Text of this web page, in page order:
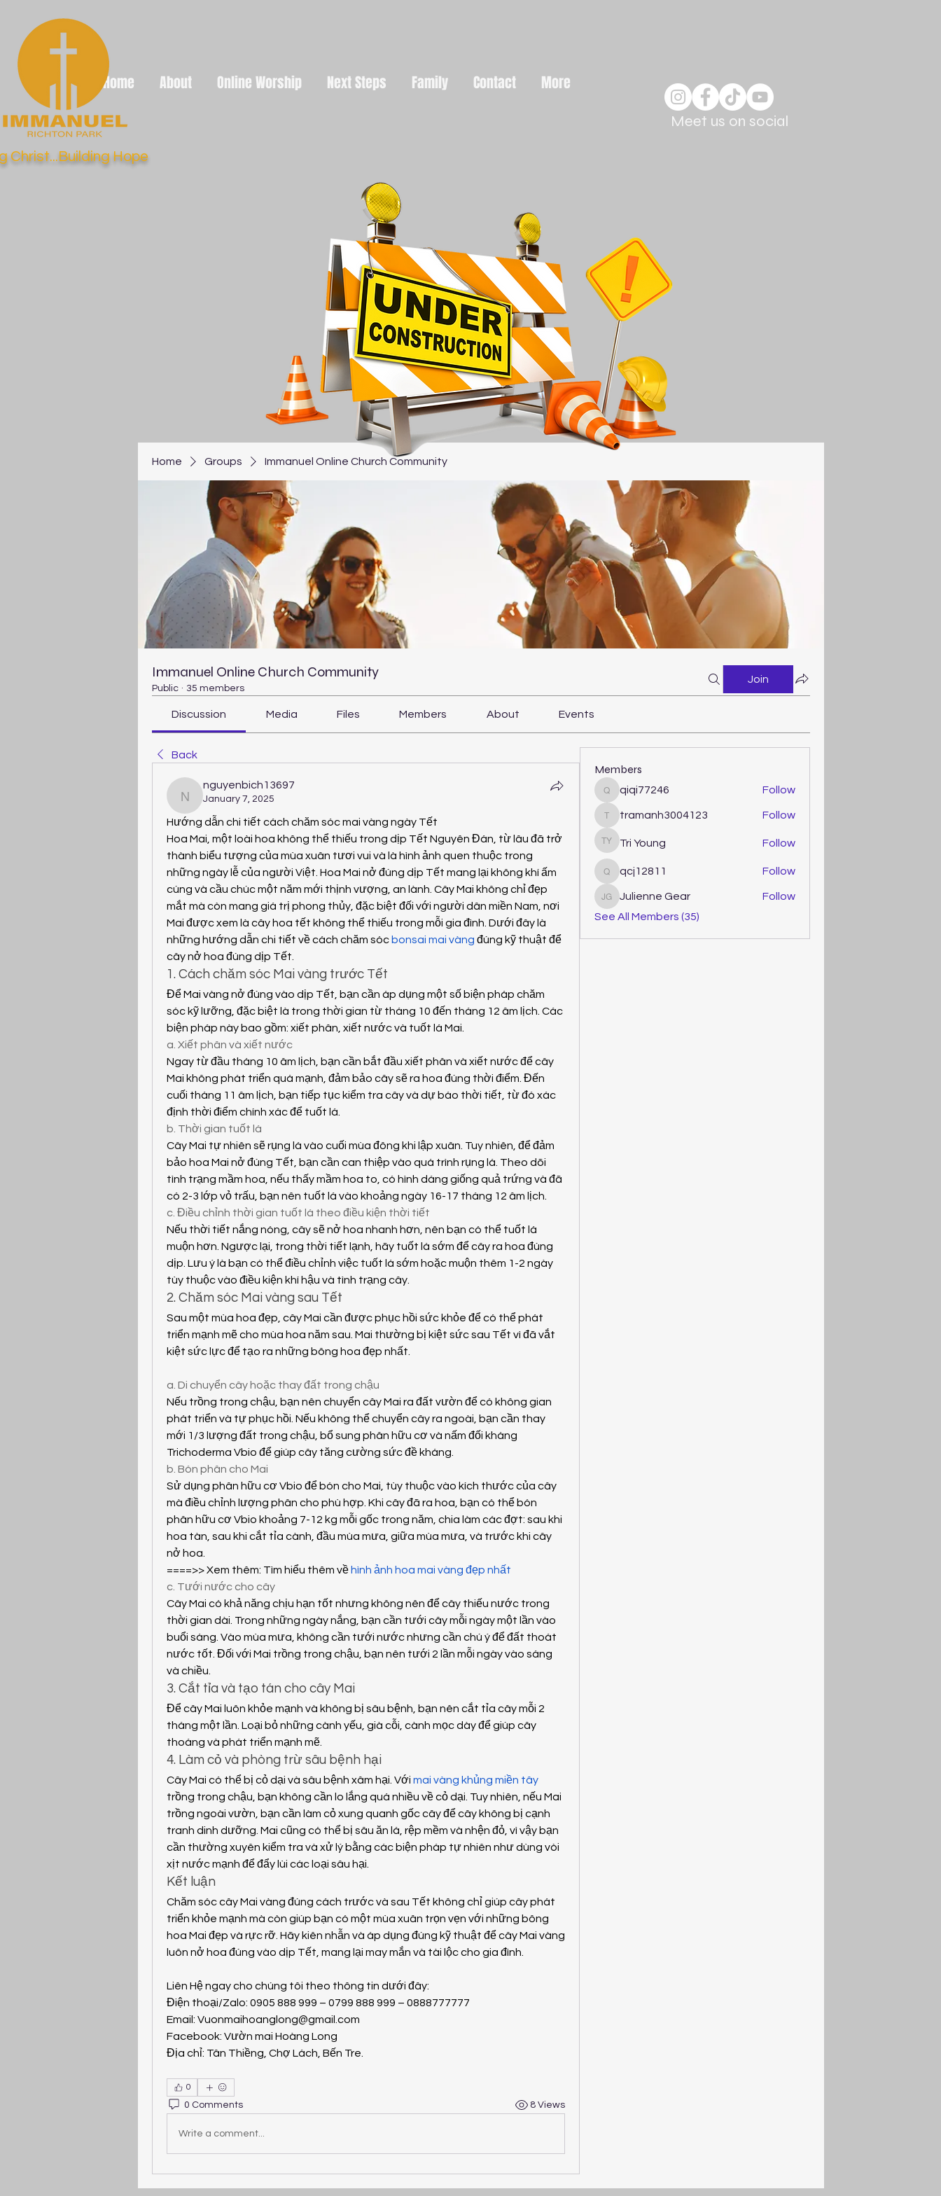
Christ...Building Hope
Home About Online Worship Next Steps Family Contact More
Meet us on social
Home Groups Immanuel Online Church Community
Immanuel Online Church Community
Public · 35 members
Join
Discussion Media Files Members About Events
Back
nguyenbich13697
nguyenbich13697
January 7, 2025
Hướng dẫn chi tiết cách chăm sóc mai vàng ngày Tết
Hoa Mai, một loài hoa không thể thiếu trong dịp Tết Nguyên Đán, từ lâu đã trở
thành biểu tượng của mùa xuân tươi vui và là hình ảnh quen thuộc trong
những ngày lễ của người Việt. Hoa Mai nở đúng dịp Tết mang lại không khí ấm
cúng và cầu chúc một năm mới thịnh vượng, an lành. Cây Mai không chỉ đẹp
mắt mà còn mang giá trị phong thủy, đặc biệt đối với người dân miền Nam, nơi
Mai được xem là cây hoa tết không thể thiếu trong mỗi gia đình. Dưới đây là
những hướng dẫn chi tiết về cách chăm sóc bonsai mai vàng đúng kỹ thuật để
cây nở hoa đúng dịp Tết.
1. Cách chăm sóc Mai vàng trước Tết
Để Mai vàng nở đúng vào dịp Tết, bạn cần áp dụng một số biện pháp chăm
sóc kỹ lưỡng, đặc biệt là trong thời gian từ tháng 10 đến tháng 12 âm lịch. Các
biện pháp này bao gồm: xiết phân, xiết nước và tuốt lá Mai.
a. Xiết phân và xiết nước
Ngay từ đầu tháng 10 âm lịch, bạn cần bắt đầu xiết phân và xiết nước để cây
Mai không phát triển quá mạnh, đảm bảo cây sẽ ra hoa đúng thời điểm. Đến
cuối tháng 11 âm lịch, bạn tiếp tục kiểm tra cây và dự báo thời tiết, từ đó xác
định thời điểm chính xác để tuốt lá.
b. Thời gian tuốt lá
Cây Mai tự nhiên sẽ rụng lá vào cuối mùa đông khi lập xuân. Tuy nhiên, để đảm
bảo hoa Mai nở đúng Tết, bạn cần can thiệp vào quá trình rụng lá. Theo dõi
tình trạng mầm hoa, nếu thấy mầm hoa to, có hình dáng giống quả trứng và đã
có 2-3 lớp vỏ trấu, bạn nên tuốt lá vào khoảng ngày 16-17 tháng 12 âm lịch.
c. Điều chỉnh thời gian tuốt lá theo điều kiện thời tiết
Nếu thời tiết nắng nóng, cây sẽ nở hoa nhanh hơn, nên bạn có thể tuốt lá
muộn hơn. Ngược lại, trong thời tiết lạnh, hãy tuốt lá sớm để cây ra hoa đúng
dịp. Lưu ý là bạn có thể điều chỉnh việc tuốt lá sớm hoặc muộn thêm 1-2 ngày
tùy thuộc vào điều kiện khí hậu và tình trạng cây.
2. Chăm sóc Mai vàng sau Tết
Sau một mùa hoa đẹp, cây Mai cần được phục hồi sức khỏe để có thể phát
triển mạnh mẽ cho mùa hoa năm sau. Mai thường bị kiệt sức sau Tết vì đã vắt
kiệt sức lực để tạo ra những bông hoa đẹp nhất.
a. Di chuyển cây hoặc thay đất trong chậu
Nếu trồng trong chậu, bạn nên chuyển cây Mai ra đất vườn để có không gian
phát triển và tự phục hồi. Nếu không thể chuyển cây ra ngoài, bạn cần thay
mới 1/3 lượng đất trong chậu, bổ sung phân hữu cơ và nấm đối kháng
Trichoderma Vbio để giúp cây tăng cường sức đề kháng.
b. Bón phân cho Mai
Sử dụng phân hữu cơ Vbio để bón cho Mai, tùy thuộc vào kích thước của cây
mà điều chỉnh lượng phân cho phù hợp. Khi cây đã ra hoa, bạn có thể bón
phân hữu cơ Vbio khoảng 7-12 kg mỗi gốc trong năm, chia làm các đợt: sau khi
hoa tàn, sau khi cắt tỉa cành, đầu mùa mưa, giữa mùa mưa, và trước khi cây
nở hoa.
====>> Xem thêm: Tìm hiểu thêm về hình ảnh hoa mai vàng đẹp nhất
c. Tưới nước cho cây
Cây Mai có khả năng chịu hạn tốt nhưng không nên để cây thiếu nước trong
thời gian dài. Trong những ngày nắng, bạn cần tưới cây mỗi ngày một lần vào
buổi sáng. Vào mùa mưa, không cần tưới nước nhưng cần chú ý để đất thoát
nước tốt. Đối với Mai trồng trong chậu, bạn nên tưới 2 lần mỗi ngày vào sáng
và chiều.
3. Cắt tỉa và tạo tán cho cây Mai
Để cây Mai luôn khỏe mạnh và không bị sâu bệnh, bạn nên cắt tỉa cây mỗi 2
tháng một lần. Loại bỏ những cành yếu, già cỗi, cành mọc dày để giúp cây
thoáng và phát triển mạnh mẽ.
4. Làm cỏ và phòng trừ sâu bệnh hại
Cây Mai có thể bị cỏ dại và sâu bệnh xâm hại. Với mai vàng khủng miền tây
trồng trong chậu, bạn không cần lo lắng quá nhiều về cỏ dại. Tuy nhiên, nếu Mai
trồng ngoài vườn, bạn cần làm cỏ xung quanh gốc cây để cây không bị cạnh
tranh dinh dưỡng. Mai cũng có thể bị sâu ăn lá, rệp mềm và nhện đỏ, vì vậy bạn
cần thường xuyên kiểm tra và xử lý bằng các biện pháp tự nhiên như dùng vòi
xịt nước mạnh để đẩy lùi các loại sâu hại.
Kết luận
Chăm sóc cây Mai vàng đúng cách trước và sau Tết không chỉ giúp cây phát
triển khỏe mạnh mà còn giúp bạn có một mùa xuân trọn vẹn với những bông
hoa Mai đẹp và rực rỡ. Hãy kiên nhẫn và áp dụng đúng kỹ thuật để cây Mai vàng
luôn nở hoa đúng vào dịp Tết, mang lại may mắn và tài lộc cho gia đình.
Liên Hệ ngay cho chúng tôi theo thông tin dưới đây:
Điện thoại/Zalo: 0905 888 999 – 0799 888 999 – 0888777777
Email: Vuonmaihoanglong@gmail.com
Facebook: Vườn mai Hoàng Long
Địa chỉ: Tân Thiềng, Chợ Lách, Bến Tre.
0
0 Comments 8 Views
Write a comment...
Members
qiqi77246
qiqi77246 Follow
tramanh3004123
tramanh3004123 Follow
Tri Young
Tri Young Follow
qcj12811
qcj12811 Follow
Julienne Gear
Julienne Gear
Follow
See All Members (35)